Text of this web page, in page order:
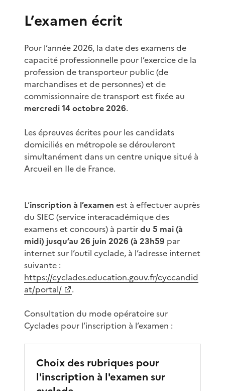
L’examen écrit
Pour l’année 2026, la date des examens de
capacité professionnelle pour l’exercice de la
profession de transporteur public (de
marchandises et de personnes) et de
commissionnaire de transport est fixée au
mercredi 14 octobre 2026.
Les épreuves écrites pour les candidats
domiciliés en métropole se dérouleront
simultanément dans un centre unique situé à
Arcueil en Ile de France.
L’inscription à l’examen est à effectuer auprès
du SIEC (service interacadémique des
examens et concours) à partirdu 5 mai (à
midi) jusqu’au 26 juin 2026 (à 23h59 par
internet sur l’outil cyclade, à l’adresse internet
suivante :
https://cyclades.education.gouv.fr/cyccandid
at/portal/
.
Consultation du mode opératoire sur
Cyclades pour l’inscription à l’examen :
Choix des rubriques pour
l'inscription à l'examen sur